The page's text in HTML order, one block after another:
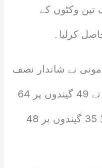
کا ہدف تین وکٹوں کے
مونی نے شاندار نصف
سنچری اسکور کی، انہوں نے 49 گیندوں پر 64
رنزبنائے، جبکہ فوبی لچفیلڈ 35 گیندوں پر 48